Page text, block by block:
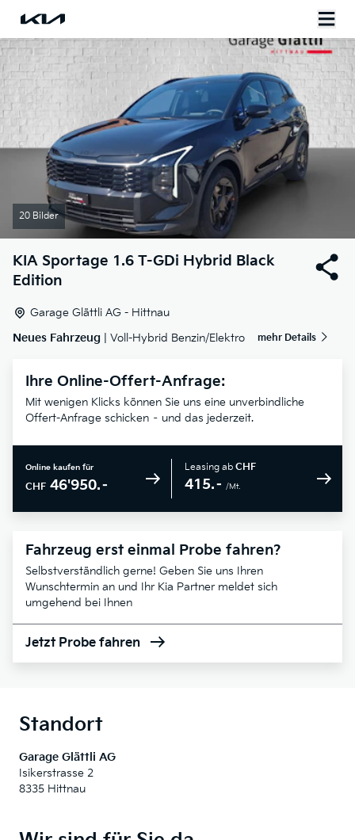
20 Bilder
KIA Sportage 1.6 T-GDi Hybrid Black
Edition
Garage Glättli AG - Hittnau
Neues Fahrzeug | Voll-Hybrid Benzin/Elektro mehr Details
Ihre Online-Offert-Anfrage:
Mit wenigen Klicks können Sie uns eine unverbindliche
Offert-Anfrage schicken – und das jederzeit.
Online kaufen für
CHF 46'950.–
Leasing ab CHF
415.– /Mt.
Fahrzeug erst einmal Probe fahren?
Selbstverständlich gerne! Geben Sie uns Ihren
Wunschtermin an und Ihr Kia Partner meldet sich
umgehend bei Ihnen
Jetzt Probe fahren
Standort
Garage Glättli AG
Isikerstrasse 2
8335 Hittnau